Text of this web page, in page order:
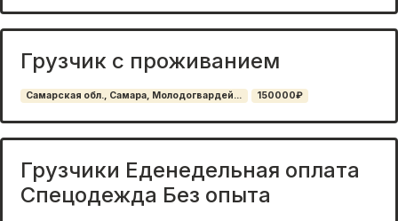
Грузчик с проживанием
Самарская обл., Самара, Молодогвардей... 150000₽
Грузчики Еденедельная оплата
Спецодежда Без опыта